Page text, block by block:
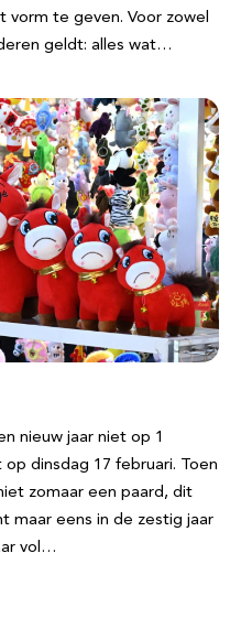
te geven. Voor zowel
geldt: alles wat…
nieuw jaar niet op 1
op dinsdag 17 februari. Toen
zomaar een paard, dit
maar eens in de zestig jaar
vol…